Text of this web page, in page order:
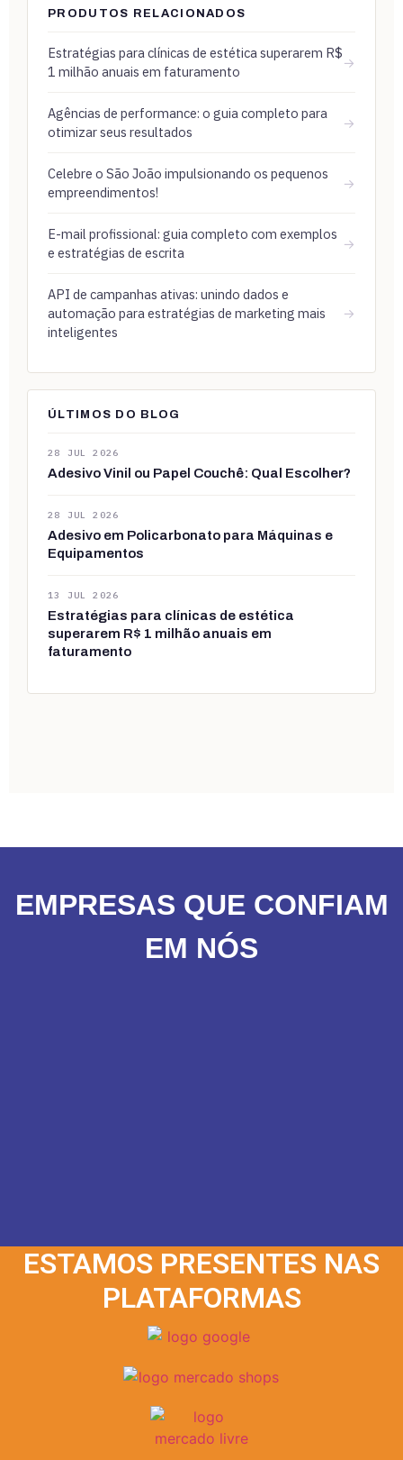
PRODUTOS RELACIONADOS
Estratégias para clínicas de estética superarem R$
1 milhão anuais em faturamento
→
Agências de performance: o guia completo para
otimizar seus resultados
→
Celebre o São João impulsionando os pequenos
empreendimentos!
→
E-mail profissional: guia completo com exemplos
e estratégias de escrita
→
API de campanhas ativas: unindo dados e
automação para estratégias de marketing mais
inteligentes
→
ÚLTIMOS DO BLOG
28 JUL 2026
Adesivo Vinil ou Papel Couchê: Qual Escolher?
28 JUL 2026
Adesivo em Policarbonato para Máquinas e
Equipamentos
13 JUL 2026
Estratégias para clínicas de estética
superarem R$ 1 milhão anuais em
faturamento
EMPRESAS QUE CONFIAM
EM NÓS
ESTAMOS PRESENTES NAS
PLATAFORMAS